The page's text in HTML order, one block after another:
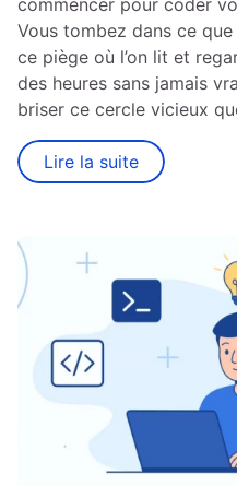
commencer pour coder
Vous tombez dans ce
ce piège où l’on lit et
des heures sans jamais
briser ce cercle vicieux
Lire la suite